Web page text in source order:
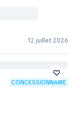
12 juillet 2026
CONCESSIONNAIRE